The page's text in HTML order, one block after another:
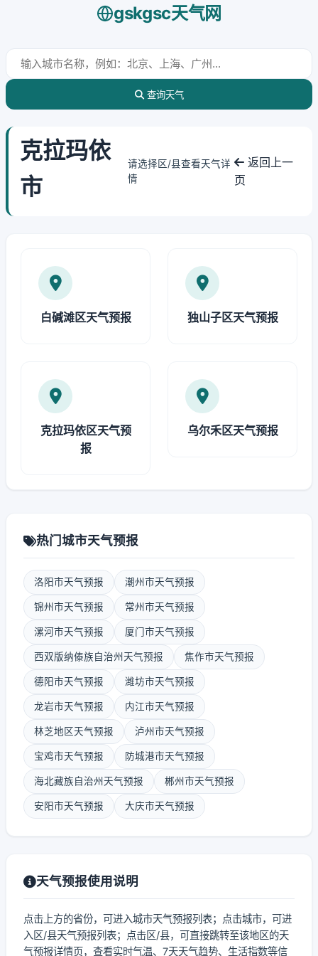
gskgsc天气网
查询天气
克拉玛依
市
请选择区/县查看天气详
情
返回上一
页
白碱滩区天气预报 独山子区天气预报
克拉玛依区天气预
报
乌尔禾区天气预报
热门城市天气预报
洛阳市天气预报 潮州市天气预报
锦州市天气预报 常州市天气预报
漯河市天气预报 厦门市天气预报
西双版纳傣族自治州天气预报 焦作市天气预报
德阳市天气预报 潍坊市天气预报
龙岩市天气预报 内江市天气预报
林芝地区天气预报 泸州市天气预报
宝鸡市天气预报 防城港市天气预报
海北藏族自治州天气预报 郴州市天气预报
安阳市天气预报 大庆市天气预报
天气预报使用说明
点击上方的省份，可进入城市天气预报列表；点击城市，可进
入区/县天气预报列表；点击区/县，可直接跳转至该地区的天
气预报详情页，查看实时气温、7天天气趋势、生活指数等信